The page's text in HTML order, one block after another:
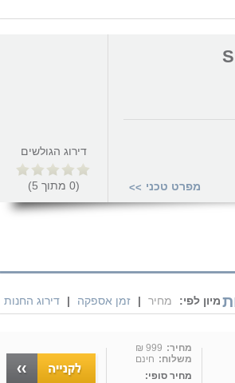
מפרט טכני >>
דירוג הגולשים
(
0 מתוך 5
)
מיון לפי: מחיר | זמן אספקה | דירוג החנות
מחיר: 999 ₪
משלוח: חינם
מחיר סופי: